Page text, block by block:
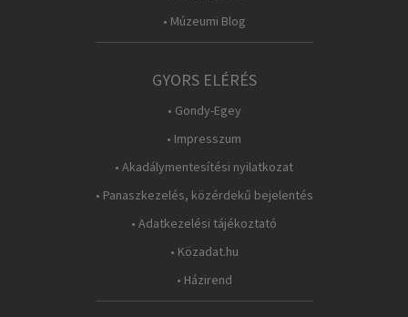
• Múzeumi Blog
GYORS ELÉRÉS
• Gondy-Egey
• Impresszum
• Akadálymentesítési nyilatkozat
• Panaszkezelés, közérdekű bejelentés
• Adatkezelési tájékoztató
• Közadat.hu
• Házirend